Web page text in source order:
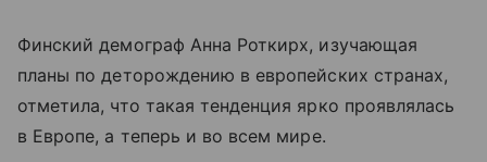
Финский демограф Анна Роткирх, изучающая
планы по деторождению в европейских странах,
отметила, что такая тенденция ярко проявлялась
в Европе, а теперь и во всем мире.